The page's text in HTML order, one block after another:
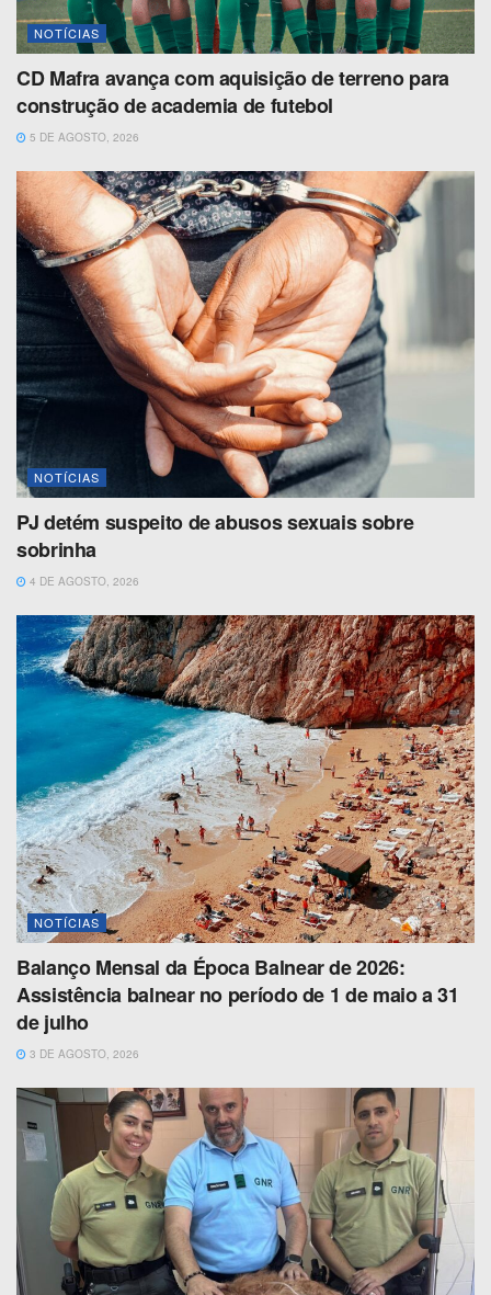
NOTÍCIAS
CD Mafra avança com aquisição de terreno para
construção de academia de futebol
5 DE AGOSTO, 2026
NOTÍCIAS
PJ detém suspeito de abusos sexuais sobre
sobrinha
4 DE AGOSTO, 2026
NOTÍCIAS
Balanço Mensal da Época Balnear de 2026:
Assistência balnear no período de 1 de maio a 31
de julho
3 DE AGOSTO, 2026